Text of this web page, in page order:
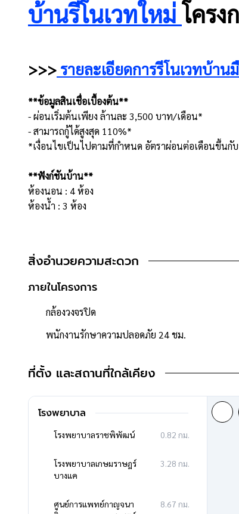
บ้านรีโนเวทใหม่ โครง
>>> รายละเอียดการรีโนเวทบ้า
**ข้อมูลสินเชื่อเบื้องต้น**
- ผ่อนเริ่มต้นเพียง ล้านละ 3,500 บาท/เดือน*
- สามารถกู้ได้สูงสุด 110%*
*เงื่อนไขเป็นไปตามที่กำหนด อัตราผ่อนต่อเดือนขึ้นกั
**ฟังก์ชันบ้าน**
ห้องนอน : 4 ห้อง
ห้องน้ำ : 3 ห้อง
**จุดเด่นโครงการ –สภาพแวดล้อม**
- โครงการได้รับการอนุญาตจัดสรรถูกต้อง
- ถนนโครงการกว้าง 10 เมตร
- สภาพแวดล้อมดี สะอาด
- โครงการตั้งอยู่ใกล้ ห้างสรรพสินค้าเดอะมอลล์บางแค
- ใกล้โรงเรียนอัสสัมชัญธนบุรี, โรงเรียนสารสาสน์วิเท
**การเดินทาง**
- หน้าโครงการห่างจากถนนใหญ่เพียง 1.6 กิโลเมตร
สิ่งอำนวยความสะดวก
ภายในโครงการ
กล้องวงจรปิด
พนักงานรักษาความปลอดภัย 24 ชม.
ที่ตั้ง และสถานที่ใกล้เคียง
โรงพยาบาล
โรงพยาบาลราชพิพัฒน์ 0.82 กม.
โรงพยาบาลเกษมราษฎร์
บางแค
3.28 กม.
ศูนย์การแพทย์กาญจนา
8.67 กม.